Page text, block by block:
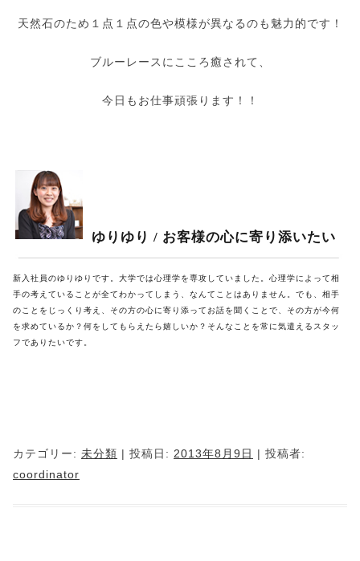
天然石のため１点１点の色や模様が異なるのも魅力的です！
ブルーレースにこころ癒されて、
今日もお仕事頑張ります！！
ゆりゆり / お客様の心に寄り添いたい
新入社員のゆりゆりです。大学では心理学を専攻していました。心理学によって相
手の考えていることが全てわかってしまう、なんてことはありません。でも、相手
のことをじっくり考え、その方の心に寄り添ってお話を聞くことで、その方が今何
を求めているか？何をしてもらえたら嬉しいか？そんなことを常に気遣えるスタッ
フでありたいです。
カテゴリー: 未分類 | 投稿日: 2013年8月9日 | 投稿者:
coordinator